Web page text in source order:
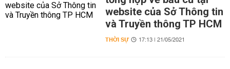
website của Sở Thông tin
và Truyền thông TP HCM
THỜI SỰ 17:13 | 21/05/2021